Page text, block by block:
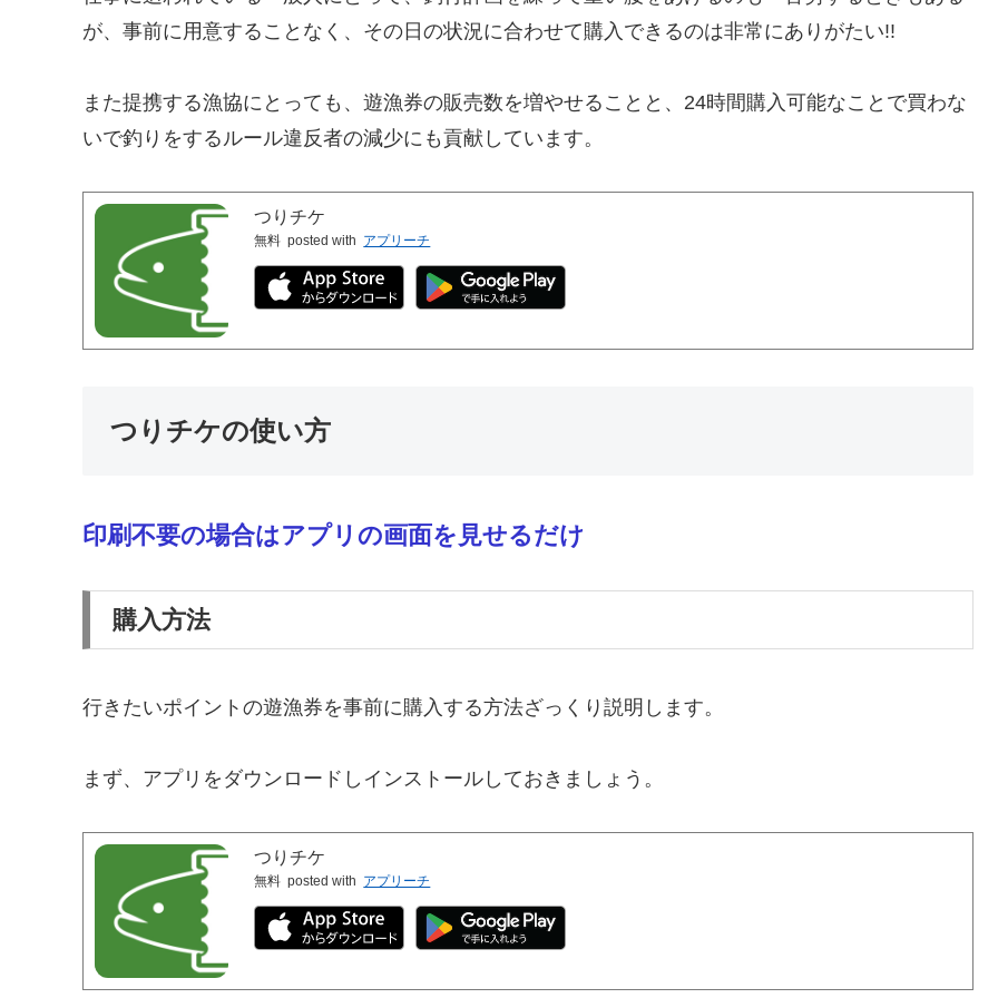
が、事前に用意することなく、その日の状況に合わせて購入できるのは非常にありがたい!!
また提携する漁協にとっても、遊漁券の販売数を増やせることと、24時間購入可能なことで買わな
いで釣りをするルール違反者の減少にも貢献しています。
つりチケ
無料 posted with アプリーチ
つりチケの使い方
印刷不要の場合はアプリの画面を見せるだけ
購入方法
行きたいポイントの遊漁券を事前に購入する方法ざっくり説明します。
まず、アプリをダウンロードしインストールしておきましょう。
つりチケ
無料 posted with アプリーチ